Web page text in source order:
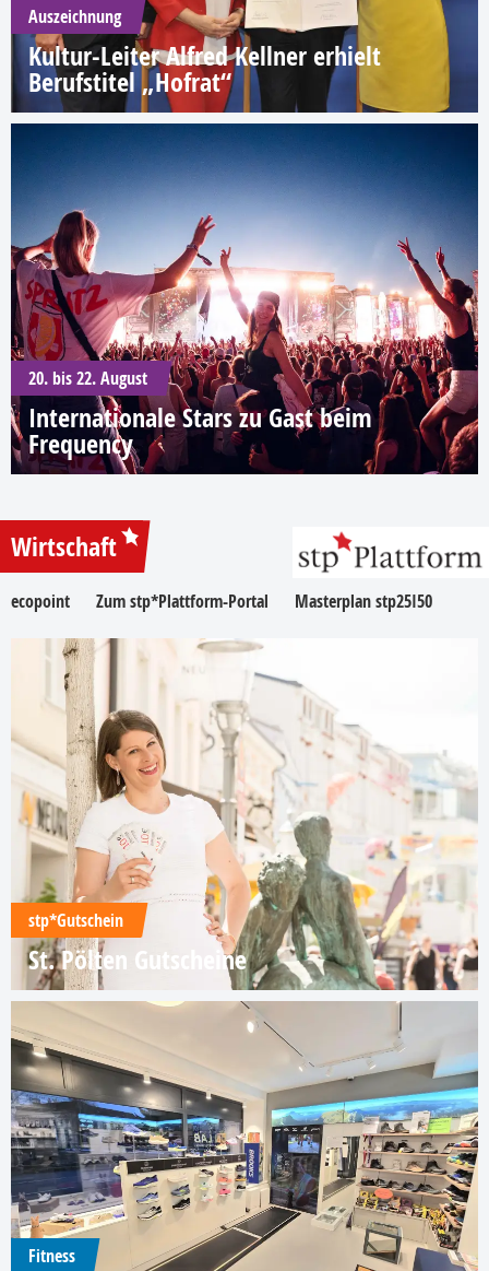
Auszeichnung
Kultur-Leiter Alfred Kellner erhielt
Berufstitel „Hofrat“
20. bis 22. August
Internationale Stars zu Gast beim
Frequency
Wirtschaft
ecopoint Zum stp*Plattform-Portal Masterplan stp25I50
stp*Gutschein
St. Pölten Gutscheine
Fitness